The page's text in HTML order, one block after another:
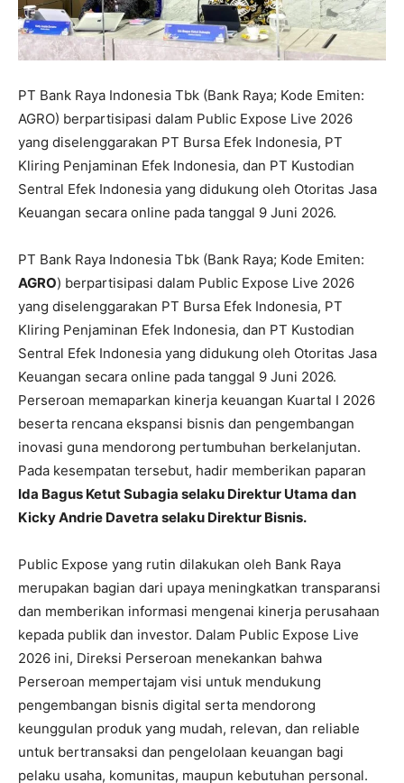
PT Bank Raya Indonesia Tbk (Bank Raya; Kode Emiten:
AGRO) berpartisipasi dalam Public Expose Live 2026
yang diselenggarakan PT Bursa Efek Indonesia, PT
Kliring Penjaminan Efek Indonesia, dan PT Kustodian
Sentral Efek Indonesia yang didukung oleh Otoritas Jasa
Keuangan secara online pada tanggal 9 Juni 2026.
PT Bank Raya Indonesia Tbk (Bank Raya; Kode Emiten:
AGRO) berpartisipasi dalam Public Expose Live 2026
yang diselenggarakan PT Bursa Efek Indonesia, PT
Kliring Penjaminan Efek Indonesia, dan PT Kustodian
Sentral Efek Indonesia yang didukung oleh Otoritas Jasa
Keuangan secara online pada tanggal 9 Juni 2026.
Perseroan memaparkan kinerja keuangan Kuartal I 2026
beserta rencana ekspansi bisnis dan pengembangan
inovasi guna mendorong pertumbuhan berkelanjutan.
Pada kesempatan tersebut, hadir memberikan paparan
Ida Bagus Ketut Subagia selaku Direktur Utama dan
Kicky Andrie Davetra selaku Direktur Bisnis.
Public Expose yang rutin dilakukan oleh Bank Raya
merupakan bagian dari upaya meningkatkan transparansi
dan memberikan informasi mengenai kinerja perusahaan
kepada publik dan investor. Dalam Public Expose Live
2026 ini, Direksi Perseroan menekankan bahwa
Perseroan mempertajam visi untuk mendukung
pengembangan bisnis digital serta mendorong
keunggulan produk yang mudah, relevan, dan reliable
untuk bertransaksi dan pengelolaan keuangan bagi
pelaku usaha, komunitas, maupun kebutuhan personal.